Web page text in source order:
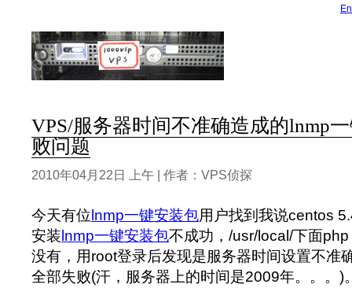
VPS/服务器时间不准确造成的lnmp
败问题
2010年04月22日 上午 | 作者：VPS侦探
今天有位lnmp一键安装包用户找到我说centos
安装lnmp一键安装包不成功，/usr/local/下面
没有，用root登录后发现是服务器时间设置不准
全部失败(汗，服务器上的时间是2009年。。。)